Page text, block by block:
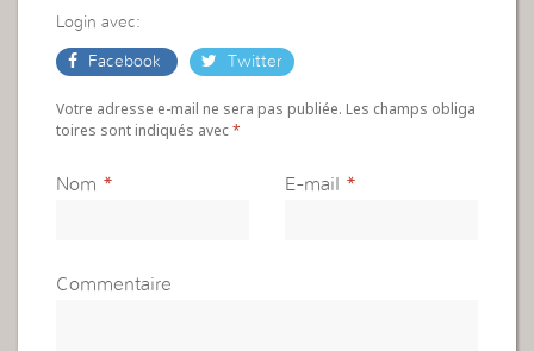
Login avec:
Facebook Twitter
Votre adresse e-mail ne sera pas publiée. Les champs obliga
toires sont indiqués avec*
Nom * E-mail *
Commentaire